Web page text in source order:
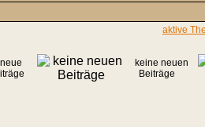
aktive
neue
keine neuen
Beiträge